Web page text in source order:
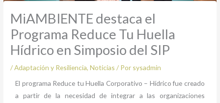
MiAMBIENTE destaca el
Programa Reduce Tu Huella
Hídrico en Simposio del SIP
/Adaptación y Resiliencia,Noticias / Por sysadmin
El programa Reduce tu Huella Corporativo – Hídrico fue creado
a partir de la necesidad de integrar a las organizaciones